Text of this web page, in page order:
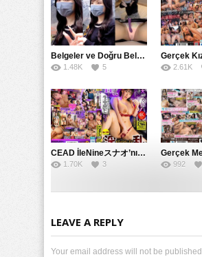
Belgeler ve Doğru Belgelendirmede DOCS’in Önemi
1.48K 5 2.61K
CEAD İleNineスナオ’nın Çılgın ve Seksüel Dünyası: Büyük Kalçalar ve Çılgın İlişkiler
1.70K 3 992
LEAVE A REPLY
Your email address will not be published.